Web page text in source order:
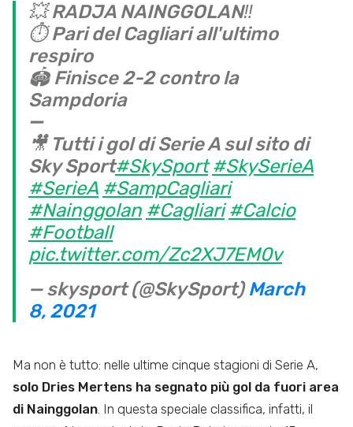
💥 RADJA NAINGGOLAN‼️
⏱️ Pari del Cagliari all'ultimo
respiro
🏟️ Finisce 2-2 contro la
Sampdoria
➖
🎥 Tutti i gol di Serie A sul sito di
Sky Sport#SkySport #SkySerieA
#SerieA #SampCagliari
#Nainggolan #Cagliari #Calcio
#Football
pic.twitter.com/Zc2XJ7EM0v
— skysport (@SkySport)March
8, 2021
Ma non è tutto: nelle ultime cinque stagioni di Serie A,
solo Dries Mertens ha segnato più gol da fuori area
di Nainggolan. In questa speciale classifica, infatti, il